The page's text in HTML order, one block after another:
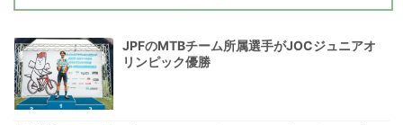
JPFのMTBチーム所属選手がJOCジュニアオ
リンピック優勝